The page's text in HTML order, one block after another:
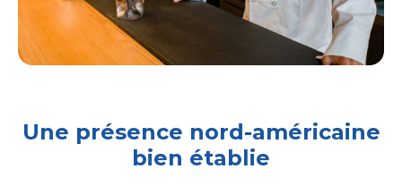
Une présence nord-américaine
bien établie